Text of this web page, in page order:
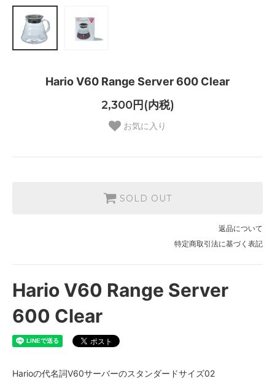
Hario V60 Range Server 600 Clear
2,300円(内税)
お気に入り
SOLD OUT
返品について
特定商取引法に基づく表記
Hario V60 Range Server
600 Clear
Harioの代名詞V60サーバーのスタンダードサイズ02